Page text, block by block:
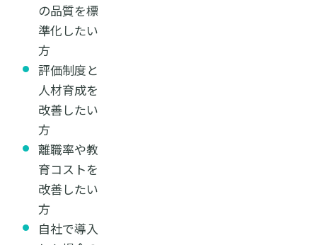
の品質を標
準化したい
方
評価制度と
人材育成を
改善したい
方
離職率や教
育コストを
改善したい
方
自社で導入